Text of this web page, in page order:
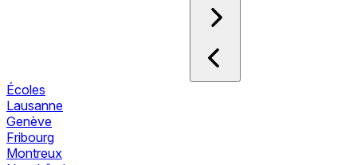
Écoles
Lausanne
Genève
Fribourg
Montreux